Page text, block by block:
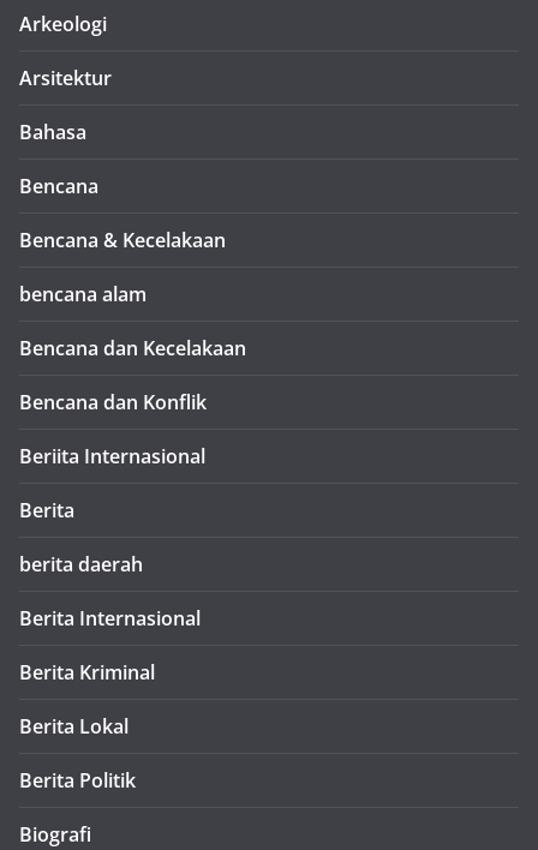
Arkeologi
Arsitektur
Bahasa
Bencana
Bencana & Kecelakaan
bencana alam
Bencana dan Kecelakaan
Bencana dan Konflik
Beriita Internasional
Berita
berita daerah
Berita Internasional
Berita Kriminal
Berita Lokal
Berita Politik
Biografi